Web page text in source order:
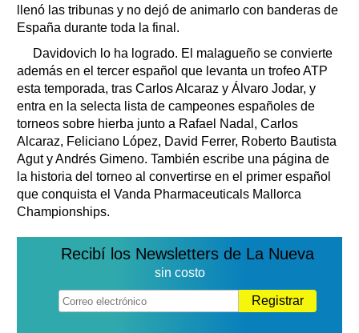
llenó las tribunas y no dejó de animarlo con banderas de
España durante toda la final.
Davidovich lo ha logrado. El malagueño se convierte
además en el tercer español que levanta un trofeo ATP
esta temporada, tras Carlos Alcaraz y Álvaro Jodar, y
entra en la selecta lista de campeones españoles de
torneos sobre hierba junto a Rafael Nadal, Carlos
Alcaraz, Feliciano López, David Ferrer, Roberto Bautista
Agut y Andrés Gimeno. También escribe una página de
la historia del torneo al convertirse en el primer español
que conquista el Vanda Pharmaceuticals Mallorca
Championships.
Recibí los Newsletters de La Nueva
sin costo
Registrar